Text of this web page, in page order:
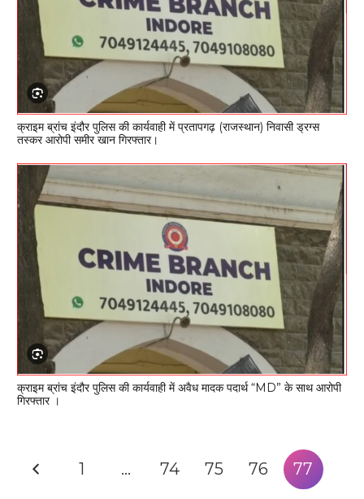
क्राइम ब्रांच इंदौर पुलिस की कार्यवाही में प्रतापगढ़ (राजस्थान) निवासी ड्रग्स
तस्कर आरोपी समीर खान गिरफ्तार।
क्राइम ब्रांच इंदौर पुलिस की कार्यवाही में अवैध मादक पदार्थ “MD” के साथ आरोपी
गिरफ्तार ।
1 … 74 75 76 77